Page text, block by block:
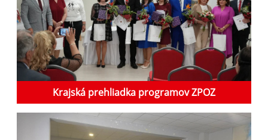
Krajská prehliadka programov ZPOZ